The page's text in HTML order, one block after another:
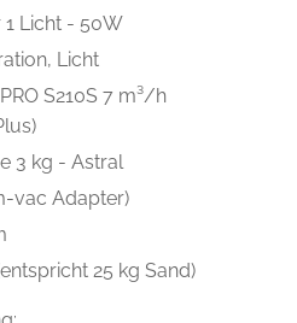
Licht - 50W
Licht
S210S 7 m³/h
3 kg - Astral
vac Adapter)
25 kg Sand)